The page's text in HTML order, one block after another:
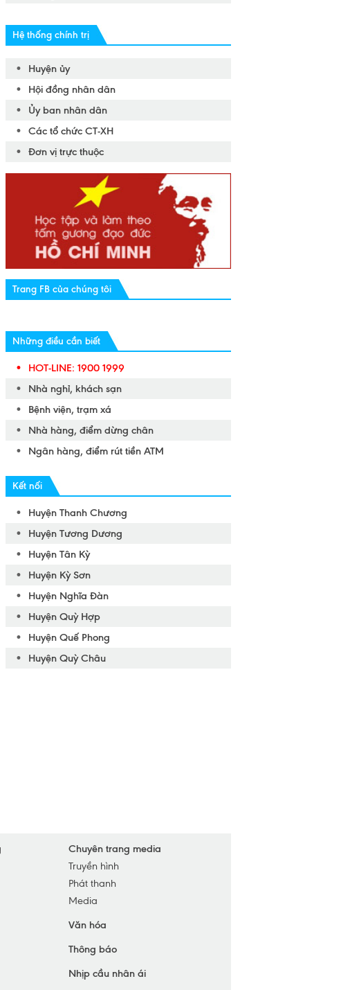
Hệ thống chính trị
Huyện ủy
Hội đồng nhân dân
Ủy ban nhân dân
Các tổ chức CT-XH
Đơn vị trực thuộc
Trang FB của chúng tôi
Những điều cần biết
HOT-LINE: 1900 1999
Nhà nghỉ, khách sạn
Bệnh viện, trạm xá
Nhà hàng, điểm dừng chân
Ngân hàng, điểm rút tiền ATM
Kết nối
Huyện Thanh Chương
Huyện Tương Dương
Huyện Tân Kỳ
Huyện Kỳ Sơn
Huyện Nghĩa Đàn
Huyện Quỳ Hợp
Huyện Quế Phong
Huyện Quỳ Châu
TX Thái Hòa
Huyện Nghi Lộc
Huyện Hưng Nguyên
Huyện Con Cuông
Chuyên trang media
Truyền hình
Phát thanh
Media
Văn hóa
Thông báo
Nhịp cầu nhân ái